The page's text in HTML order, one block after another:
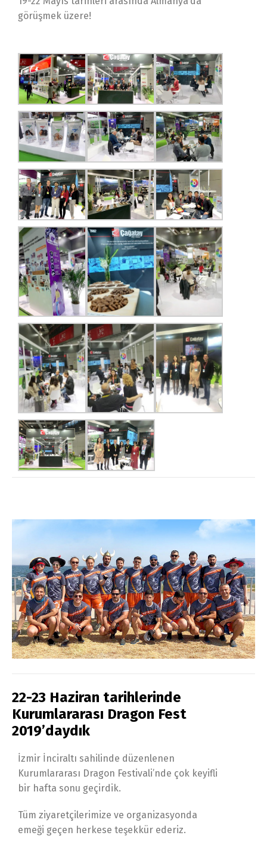
görüşmek üzere!
22-23 Haziran tarihlerinde
Kurumlararası Dragon Fest
2019’daydık
İzmir İnciraltı sahilinde düzenlenen
Kurumlararası Dragon Festivali’nde çok keyifli
bir hafta sonu geçirdik.
Tüm ziyaretçilerimize ve organizasyonda
emeği geçen herkese teşekkür ederiz.